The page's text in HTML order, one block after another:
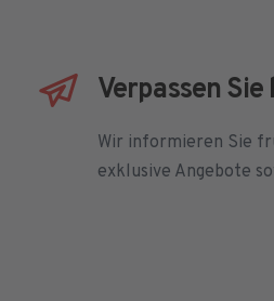
Verpassen
Wir informieren Sie
exklusive Angebote